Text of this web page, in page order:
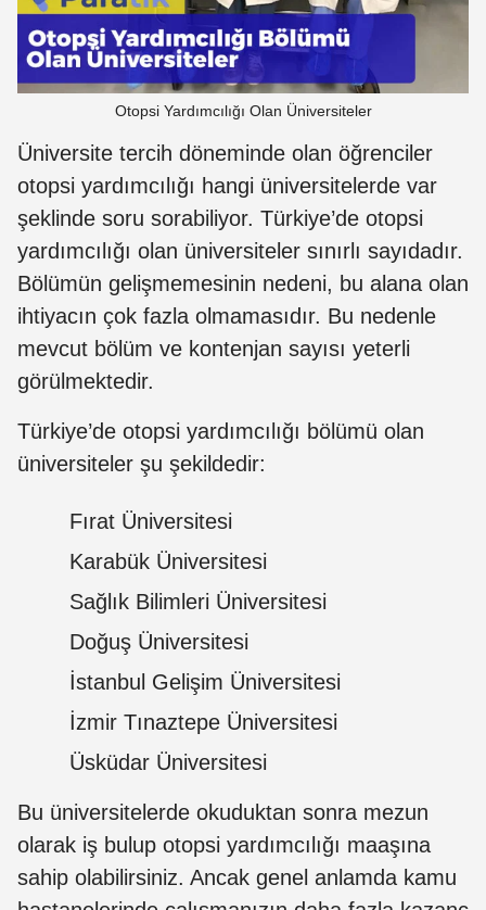
Otopsi Yardımcılığı Olan Üniversiteler
Üniversite tercih döneminde olan öğrenciler
otopsi yardımcılığı hangi üniversitelerde var
şeklinde soru sorabiliyor. Türkiye’de otopsi
yardımcılığı olan üniversiteler sınırlı sayıdadır.
Bölümün gelişmemesinin nedeni, bu alana olan
ihtiyacın çok fazla olmamasıdır. Bu nedenle
mevcut bölüm ve kontenjan sayısı yeterli
görülmektedir.
Türkiye’de otopsi yardımcılığı bölümü olan
üniversiteler şu şekildedir:
Fırat Üniversitesi
Karabük Üniversitesi
Sağlık Bilimleri Üniversitesi
Doğuş Üniversitesi
İstanbul Gelişim Üniversitesi
İzmir Tınaztepe Üniversitesi
Üsküdar Üniversitesi
Bu üniversitelerde okuduktan sonra mezun
olarak iş bulup otopsi yardımcılığı maaşına
sahip olabilirsiniz. Ancak genel anlamda kamu